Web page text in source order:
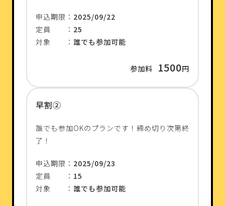
申込期限： 2025/09/22
定員 ： 25
対象 ： 誰でも参加可能
参加料 1500円
早割②
誰でも参加OKのプランです！締め切り次第終
了！
申込期限： 2025/09/23
定員 ： 15
対象 ： 誰でも参加可能